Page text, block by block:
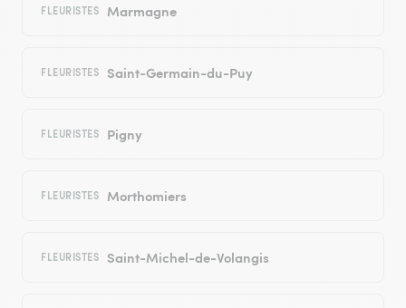
FLEURISTES Marmagne
FLEURISTES Saint-Germain-du-Puy
FLEURISTES Pigny
FLEURISTES Morthomiers
FLEURISTES Saint-Michel-de-Volangis